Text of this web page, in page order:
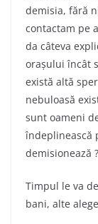
demisia, fără
contactam pe
da câteva
orașului încât
există altă
nebuloasă
sunt oameni
îndeplinească
demisionează ?
Timpul le va
bani, alte